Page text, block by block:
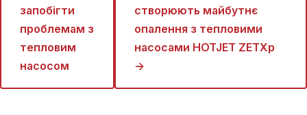
запобігти
проблемам з
тепловим
насосом
створюють майбутнє
опалення з тепловими
насосами HOTJET ZETXp
→